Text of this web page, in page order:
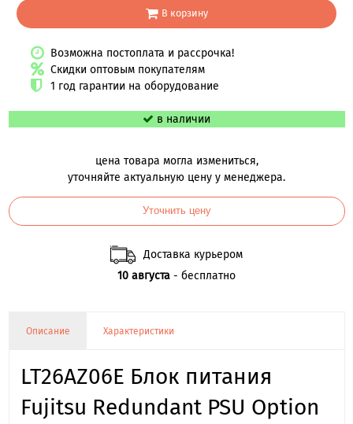
В корзину
Возможна постоплата и рассрочка!
Скидки оптовым покупателям
1 год гарантии на оборудование
в наличии
цена товара могла измениться,
уточняйте актуальную цену у менеджера.
Уточнить цену
Доставка курьером
10 августа - бесплатно
Описание Характеристики
LT26AZ06E Блок питания
Fujitsu Redundant PSU Option